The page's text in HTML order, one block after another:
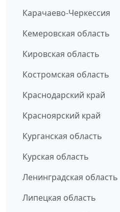
Карачаево-Черкессия
Кемеровская область
Кировская область
Костромская область
Краснодарский край
Красноярский край
Курганская область
Курская область
Ленинградская область
Липецкая область